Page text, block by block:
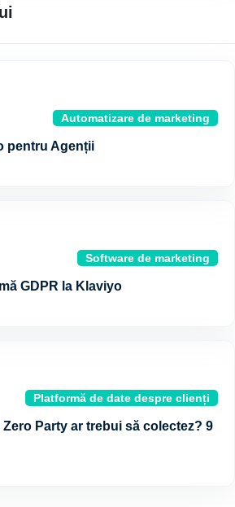
Automatizare de marketing
pentru Agenții
Software de marketing
GDPR la Klaviyo
Platformă de date despre clienți
Party ar trebui să colectez? 9